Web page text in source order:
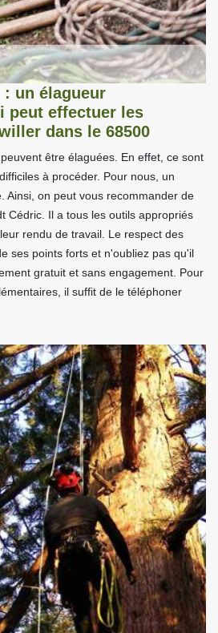
: un élagueur
peut effectuer les
dans le 68500
être élaguées. En effet, ce sont
à procéder. Pour nous, un
Ainsi, on peut vous recommander de
Cédric. Il a tous les outils appropriés
rendu de travail. Le respect des
ses points forts et n'oubliez pas qu'il
gratuit et sans engagement. Pour
il suffit de le téléphoner